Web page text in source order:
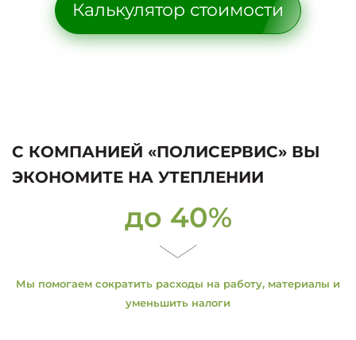
Калькулятор стоимости
С КОМПАНИЕЙ «ПОЛИСЕРВИС» ВЫ
ЭКОНОМИТЕ НА УТЕПЛЕНИИ
до 40%
Мы помогаем сократить расходы на работу, материалы и
уменьшить налоги